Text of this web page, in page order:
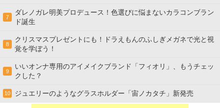
7
ダレノガレ明美プロデュース！色選びに悩まないカラコンブラン
ド誕生
8
クリスマスプレゼントにも！ドラえもんのふしぎメガネで光と視
覚を学ぼう！
9
いいオンナ専用のアイメイクブランド「フィオリ」、もうチェッ
クした？
10 ジュエリーのようなグラスホルダー「宙ノカタチ」新発売